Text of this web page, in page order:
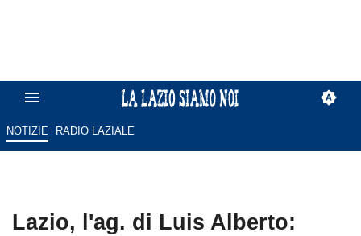
NOTIZIE RADIO LAZIALE
Lazio, l'ag. di Luis Alberto: